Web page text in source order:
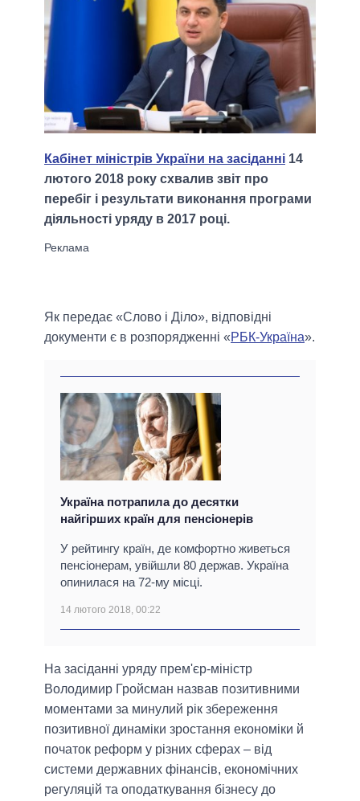
Кабінет міністрів України на засіданні 14
лютого 2018 року схвалив звіт про
перебіг і результати виконання програми
діяльності уряду в 2017 році.
Як передає «Слово і Діло», відповідні
документи є в розпорядженні «РБК-Україна».
Україна потрапила до десятки
найгірших країн для пенсіонерів
У рейтингу країн, де комфортно живеться
пенсіонерам, увійшли 80 держав. Україна
опинилася на 72-му місці.
14 лютого 2018, 00:22
На засіданні уряду прем'єр-міністр
Володимир Гройсман назвав позитивними
моментами за минулий рік збереження
позитивної динаміки зростання економіки й
початок реформ у різних сферах – від
системи державних фінансів, економічних
регуляцій та оподаткування бізнесу до